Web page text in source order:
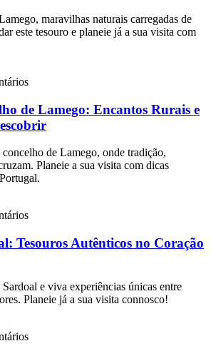
maravilhas naturais carregadas de
este tesouro e planeie já a sua visita com
de Lamego: Encantos Rurais e
de Lamego, onde tradição,
Planeie a sua visita com dicas
Tesouros Autênticos no Coração
e viva experiências únicas entre
Planeie já a sua visita connosco!